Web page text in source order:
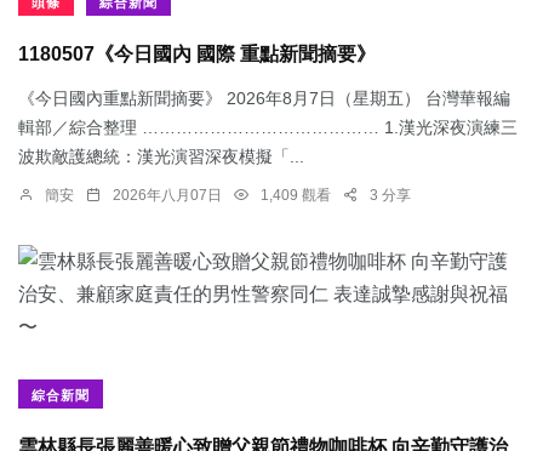
1180507《今日國內 國際 重點新聞摘要》
《今日國內重點新聞摘要》 2026年8月7日（星期五） 台灣華報編
輯部／綜合整理 …………………………………… 1.漢光深夜演練三
波欺敵護總統：​漢光演習深夜模擬「...
簡安 2026年八月07日 1,409 觀看 3 分享
綜合新聞